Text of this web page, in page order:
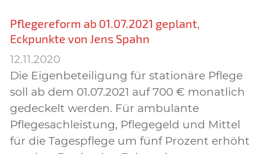
Pflegereform ab 01.07.2021 geplant,
Eckpunkte von Jens Spahn
12.11.2020
Die Eigenbeteiligung für stationäre Pflege
soll ab dem 01.07.2021 auf 700 € monatlich
gedeckelt werden. Für ambulante
Pflegesachleistung, Pflegegeld und Mittel
für die Tagespflege um fünf Prozent erhöht